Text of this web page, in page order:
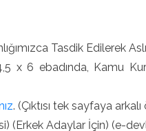
Tasdik Edilerek
x 6 ebadında, Kamu
. (Çıktısı tek sayfaya
(Erkek Adaylar İçin) (e-